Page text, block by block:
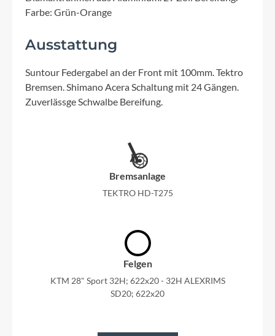
Farbe: Grün-Orange
Ausstattung
Suntour Federgabel an der Front mit 100mm. Tektro
Bremsen. Shimano Acera Schaltung mit 24 Gängen.
Zuverlässge Schwalbe Bereifung.
Bremsanlage
TEKTRO HD-T275
Felgen
KTM 28" Sport 32H; 622x20 - 32H ALEXRIMS
SD20; 622x20